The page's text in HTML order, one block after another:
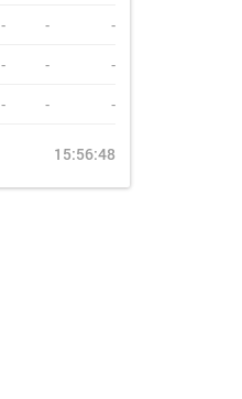
- -
-
- -
-
- - -
15:56:48